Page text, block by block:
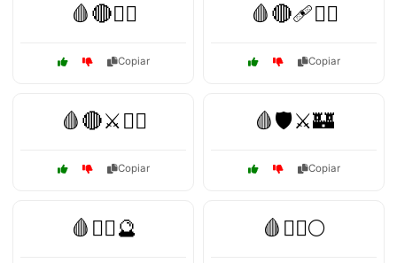
🩸🔴🧛‍♀️
Copiar
🩸🔴🩹🏴‍☠️
Copiar
🩸🔴⚔️🏴‍☠️
Copiar
🩸🛡️⚔️🏰
Copiar
🩸🧙‍♀️🔮 🩸🧛‍♂️🌕